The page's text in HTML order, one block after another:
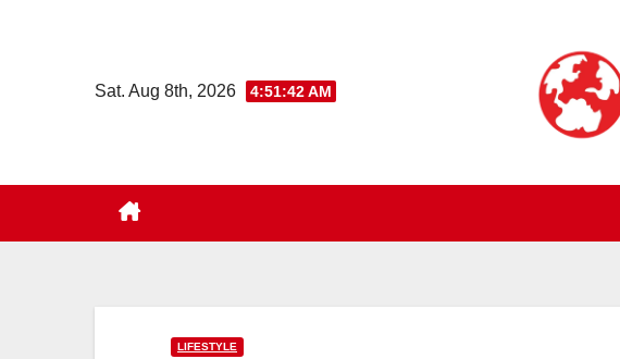
Sat. Aug 8th, 2026 4:51:44 AM
LIFESTYLE